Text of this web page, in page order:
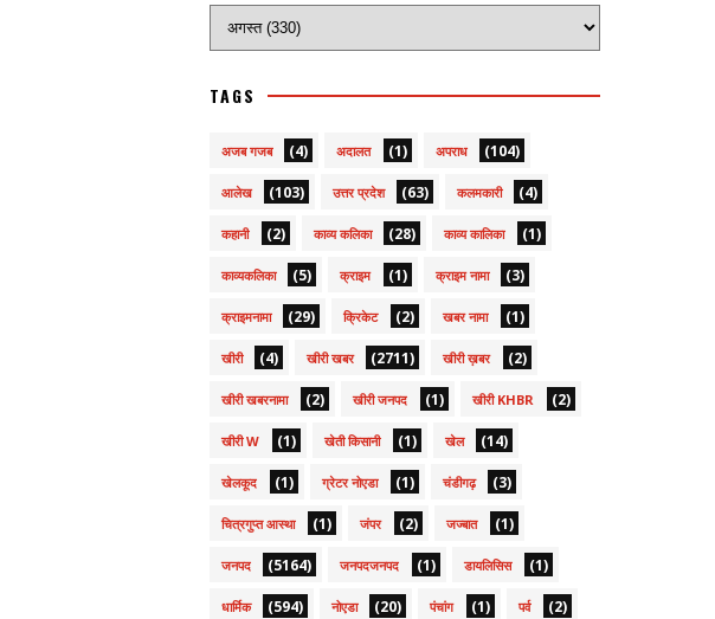
TAGS
अजब गजब (4) अदालत (1) अपराध (104)
आलेख (103) उत्तर प्रदेश (63) कलमकारी (4)
कहानी (2) काव्य कलिका (28) काव्य कालिका (1)
काव्यकलिका (5) क्राइम (1) क्राइम नामा (3)
क्राइमनामा (29) क्रिकेट (2) खबर नामा (1)
खीरी (4) खीरी खबर (2711) खीरी ख़बर (2)
खीरी खबरनामा (2) खीरी जनपद (1) खीरी KHBR (2)
खीरी W (1) खेती किसानी (1) खेल (14)
खेलकूद (1) ग्रेटर नोएडा (1) चंडीगढ़ (3)
चित्रगुप्त आस्था (1) जंपर (2) जज्बात (1)
जनपद (5164) जनपदजनपद (1) डायलिसिस (1)
धार्मिक (594) नोएडा (20) पंचांग (1) पर्व (2)